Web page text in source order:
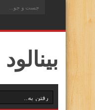
بينالود